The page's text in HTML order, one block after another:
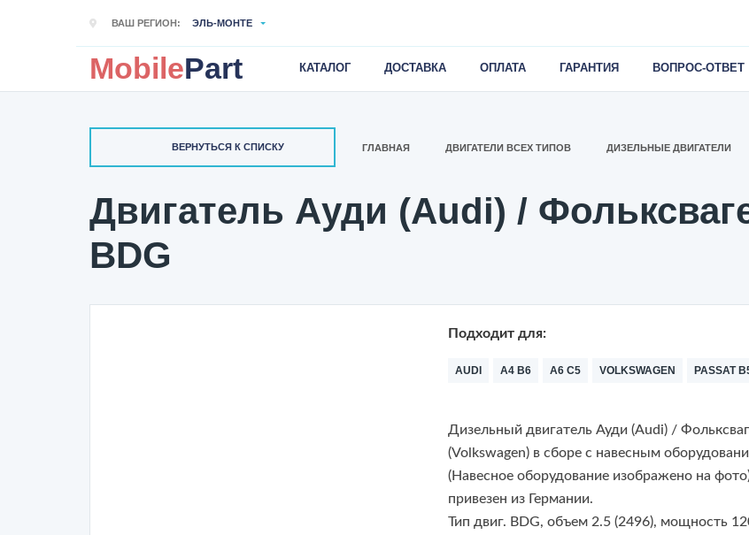
ВАШ РЕГИОН: ЭЛЬ-МОНТЕ
MobilePart КАТАЛОГ ДОСТАВКА ОПЛАТА ГАРАНТИЯ ВОПРОС-ОТВЕТ
ВЕРНУТЬСЯ К СПИСКУ ГЛАВНАЯ ДВИГАТЕЛИ ВСЕХ ТИПОВ ДИЗЕЛЬНЫЕ ДВИГАТЕЛИ
Двигатель Ауди (Audi) /
BDG
Подходит для:
AUDI A4 B6 A6 C5 VOLKSWAGEN PASSAT
Дизельный двигатель Ауди (Audi) /
(Volkswagen) в сборе с навесным
(Навесное оборудование изображено на
привезен из Германии.
Тип двиг. BDG, объем 2.5 (2496), мощность